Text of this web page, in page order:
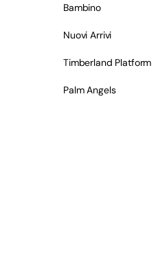
Bambino
Nuovi Arrivi
Timberland Platform
Palm Angels